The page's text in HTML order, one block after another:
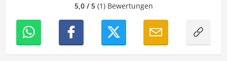
5,0 / 5(1) Bewertungen